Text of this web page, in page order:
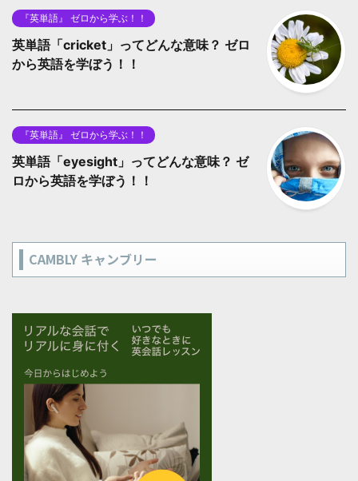
『英単語』 ゼロから学ぶ！！
英単語「cricket」ってどんな意味？ ゼロ
から英語を学ぼう！！
『英単語』 ゼロから学ぶ！！
英単語「eyesight」ってどんな意味？ ゼ
ロから英語を学ぼう！！
CAMBLY キャンブリー